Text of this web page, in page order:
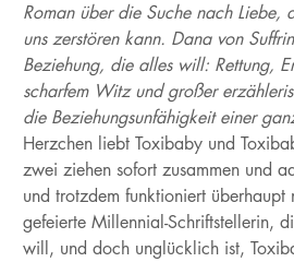
Roman über die Suche nach Liebe,
uns zerstören kann. Dana von
Beziehung, die alles will: Rettung,
scharfem Witz und großer
die Beziehungsunfähigkeit einer
Herzchen liebt Toxibaby und
zwei ziehen sofort zusammen und
und trotzdem funktioniert überhaupt
gefeierte Millennial-Schriftstellerin,
will, und doch unglücklich ist,